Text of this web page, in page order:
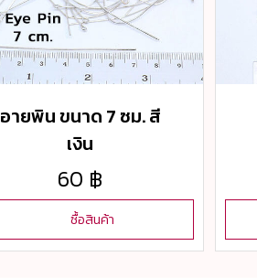
อายพิน ขนาด 7 ซม. สี
เงิน
60 ฿
ซื้อสินค้า